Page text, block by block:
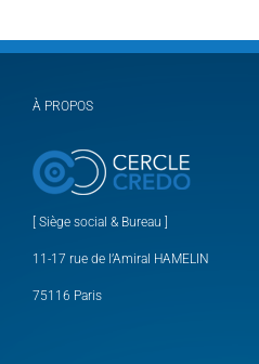
À PROPOS
[ Siège social & Bureau ]
11-17 rue de l’Amiral HAMELIN
75116 Paris